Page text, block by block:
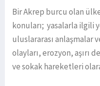
Bir Akrep burcu olan
konuları; yasalarla ilgili
uluslararası anlaşmalar
olayları, erozyon, aşırı
ve sokak hareketleri